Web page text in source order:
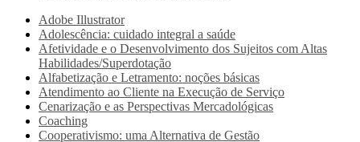
Adobe Illustrator
Adolescência: cuidado integral a saúde
Afetividade e o Desenvolvimento dos Sujeitos com Altas
Habilidades/Superdotação
Alfabetização e Letramento: noções básicas
Atendimento ao Cliente na Execução de Serviço
Cenarização e as Perspectivas Mercadológicas
Coaching
Cooperativismo: uma Alternativa de Gestão